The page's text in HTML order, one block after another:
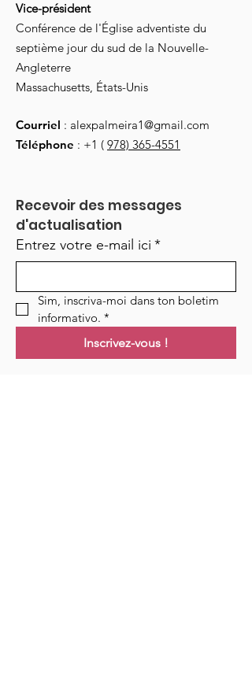
Vice-président
Conférence de l'Église adventiste du
septième jour du sud de la Nouvelle-
Angleterre
Massachusetts, États-Unis
Courriel : alexpalmeira1@gmail.com
Téléphone : +1 ( 978) 365-4551
Recevoir des messages
d'actualisation
Entrez votre e-mail ici *
Sim, inscriva-moi dans ton boletim
informativo. *
Inscrivez-vous !